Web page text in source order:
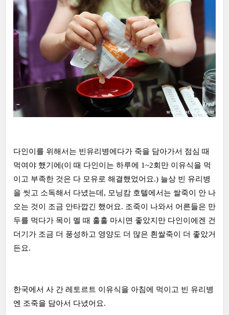
다인이를 위해서는 빈유리병에다가 죽을 담아가서 점심 때
먹여야 했기에(이 때 다인이는 하루에 1~2회만 이유식을 먹
이고 부족한 것은 다 모유로 해결했었어요.) 늘상 빈 유리병
을 씻고 소독해서 다녔는데, 모닝캄 호텔에서는 쌀죽이 안 나
오는 것이 조금 안타깝긴 했어요. 조죽이 나와서 어른들은 만
두를 먹다가 목이 멜 때 훌훌 마시면 좋았지만 다인이에겐 건
더기가 조금 더 풍성하고 영양도 더 많은 흰쌀죽이 더 좋았거
든요.
한국에서 사 간 레토르트 이유식을 아침에 먹이고 빈 유리병
엔 조죽을 담아서 다녔어요.